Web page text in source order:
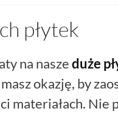
płytek
na naszeduże
okazję, by
materiałach. Nie